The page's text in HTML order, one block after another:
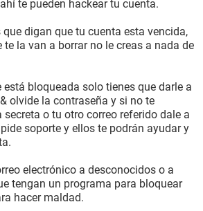
te pueden hackear tu cuenta.
digan que tu cuenta esta vencida,
la van a borrar no le creas a nada de
bloqueada solo tienes que darle a
olvide la contraseña y si no te
o tu otro correo referido dale a
soporte y ellos te podrán ayudar y
electrónico a desconocidos o a
tengan un programa para bloquear
hacer maldad.